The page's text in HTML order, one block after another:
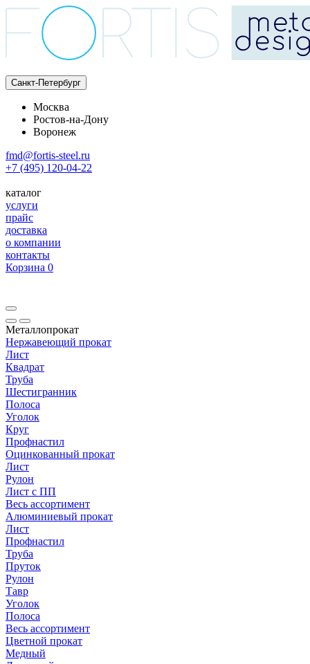
Санкт-Петербург
Москва
Ростов-на-Дону
Воронеж
fmd@fortis-steel.ru
+7 (495) 120-04-22
каталог
услуги
прайс
доставка
о компании
контакты
Корзина 0
Металлопрокат
Нержавеющий прокат
Лист
Квадрат
Труба
Шестигранник
Полоса
Уголок
Круг
Профнастил
Оцинкованный прокат
Лист
Рулон
Лист с ПП
Весь ассортимент
Алюминиевый прокат
Лист
Профнастил
Труба
Пруток
Рулон
Тавр
Уголок
Полоса
Весь ассортимент
Цветной прокат
Медный